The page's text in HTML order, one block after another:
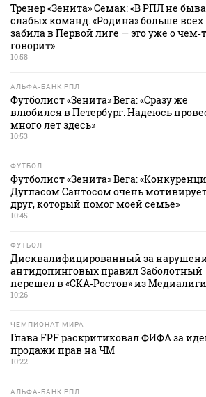
Тренер «Зенита» Семак: «В РПЛ не
слабых команд. «Родина» больше всех
забила в Первой лиге — это уже о
говорит»
10:58
АЛЬФА-БАНК РПЛ
Футболист «Зенита» Вега: «Сразу же
влюбился в Петербург. Надеюсь
много лет здесь»
10:53
ФУТБОЛ
Футболист «Зенита» Вега:
Дугласом Сантосом очень
друг, который помог моей семье»
10:45
ФУТБОЛ
Дисквалифицированный за
антидопинговых правил Заболотный
перешел в «СКА‑Ростов» из Медиалиги
10:26
ЧЕМПИОНАТ МИРА
Глава FPF раскритиковал ФИФА за
продажи прав на ЧМ
10:22
АЛЬФА-БАНК РПЛ